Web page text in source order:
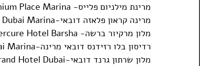
מרינת מילניום פלייס- Millennium Place Marina
מרינה קראון פלאזה דובאי-Crowne Plaza Dubai Marina
מלון מרקיור ברשה- Mercure Hotel Barsha
רדיסון בלו רזידנס דובאי מרינה-Radisson Blu Residence Dubai Marina
מלון שרתון גרנד דובאי-Sheraton Grand Hotel Dubai